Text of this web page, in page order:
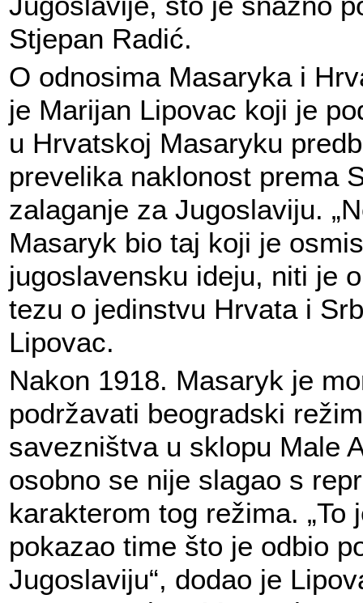
Stjepan Radić.
O odnosima Masaryka i
je Marijan Lipovac koji je
u Hrvatskoj Masaryku
prevelika naklonost prema
zalaganje za Jugoslaviju.
Masaryk bio taj koji je
jugoslavensku ideju, niti je
tezu o jedinstvu Hrvata i
Lipovac.
Nakon 1918. Masaryk je
podržavati beogradski
savezništva u sklopu Male
osobno se nije slagao s
karakterom tog režima. „To
pokazao time što je odbio
Jugoslaviju“, dodao je